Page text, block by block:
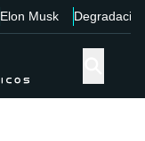
Elon Musk Degradación